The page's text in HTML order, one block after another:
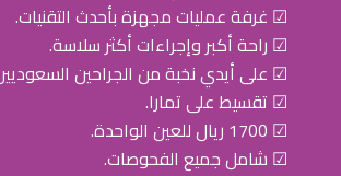
☑ غرفة عمليات مجهزة بأحدث التقنيات.
☑ راحة أكبر وإجراءات أكثر سلاسة.
☑ على أيدي نخبة من الجراحين
☑ تقسيط على تمارا.
☑ 1700 ريال للعين الواحدة.
☑ شامل جميع الفحوصات.